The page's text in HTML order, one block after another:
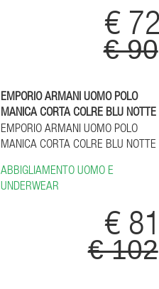
€
€ 90
EMPORIO ARMANI UOMO POLO
MANICA CORTA COLRE BLU NOTTE
EMPORIO ARMANI UOMO POLO
MANICA CORTA COLRE BLU NOTTE
ABBIGLIAMENTO UOMO E
UNDERWEAR
€
€ 102